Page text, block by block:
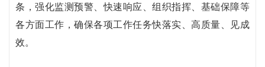
条，强化监测预警、快速响应、组织指挥、基础保障等
各方面工作，确保各项工作任务快落实、高质量、见成
效。